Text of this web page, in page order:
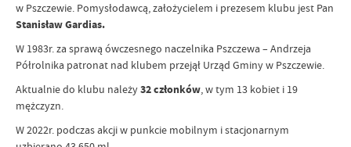
w Pszczewie. Pomysłodawcą, założycielem i prezesem klubu jest Pan
Stanisław Gardias.
W 1983r. za sprawą ówczesnego naczelnika Pszczewa – Andrzeja
Półrolnika patronat nad klubem przejął Urząd Gminy w Pszczewie.
Aktualnie do klubu należy32 członków, w tym 13 kobiet i 19
mężczyzn.
W 2022r. podczas akcji w punkcie mobilnym i stacjonarnym